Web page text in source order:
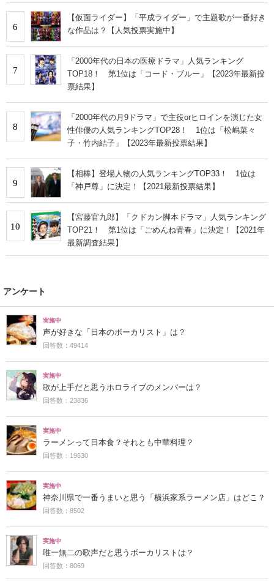
6
【仮面ライダー】「平成ライダー」で主題歌が一番好き
な作品は？【人気投票実施中】
7
「2000年代の日本の医療ドラマ」人気ランキング
TOP18！ 第1位は「コード・ブルー」【2023年最新投
票結果】
8
「2000年代の月9ドラマ」で主役orヒロインを演じた女
性俳優の人気ランキングTOP28！ 1位は「松嶋菜々
子・竹内結子」【2023年最新投票結果】
9
【相棒】登場人物の人気ランキングTOP33！ 1位は
「神戸尊」に決定！【2021最新投票結果】
10
【宮藤官九郎】「クドカン脚本ドラマ」人気ランキング
TOP21！ 第1位は「ごめんね青春」に決定！【2021年
最新調査結果】
アンケート
実施中
声が好きな「日本のボーカリスト」は？
回答数：49414
実施中
歌が上手だと思うホロライブのメンバーは？
回答数：23836
実施中
ラーメンって日本食？それとも中華料理？
回答数：19630
実施中
神奈川県で一番うまいと思う「横浜家系ラーメン店」はどこ？
回答数：8502
実施中
唯一無二の歌声だと思うボーカリストは？
回答数：8069